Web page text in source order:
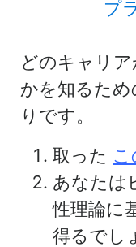
プ
どのキャリ
かを知るた
りです。
取った こ
あなたは
性理論に
得るでし